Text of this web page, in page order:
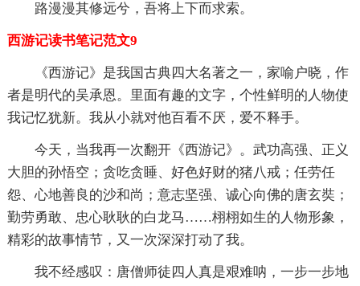
路漫漫其修远兮，吾将上下而求索。
西游记读书笔记范文9
《西游记》是我国古典四大名著之一，家喻户晓，作
者是明代的吴承恩。里面有趣的文字，个性鲜明的人物使
我记忆犹新。我从小就对他百看不厌，爱不释手。
今天，当我再一次翻开《西游记》。武功高强、正义
大胆的孙悟空；贪吃贪睡、好色好财的猪八戒；任劳任
怨、心地善良的沙和尚；意志坚强、诚心向佛的唐玄奘；
勤劳勇敢、忠心耿耿的白龙马……栩栩如生的人物形象，
精彩的故事情节，又一次深深打动了我。
我不经感叹：唐僧师徒四人真是艰难呐，一步一步地